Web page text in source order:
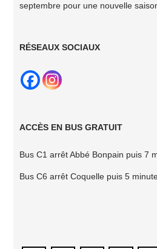
septembre pour une nouvelle
RÉSEAUX SOCIAUX
ACCÈS EN BUS GRATUIT
Bus C1 arrêt Abbé Bonpain puis 7
Bus C6 arrêt Coquelle puis 5